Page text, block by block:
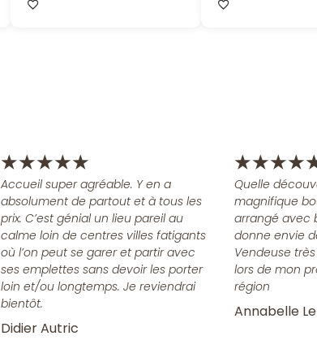
★★★★★
Accueil super agréable. Y en a
absolument de partout et à tous les
prix. C’est génial un lieu pareil au
calme loin de centres villes fatigants
où l’on peut se garer et partir avec
ses emplettes sans devoir les porter
loin et/ou longtemps. Je reviendrai
bientôt.
Didier Autric
★★★★
Quelle
magnifique
arrangé avec
donne envie
Vendeuse
lors de mon
région
Annabelle